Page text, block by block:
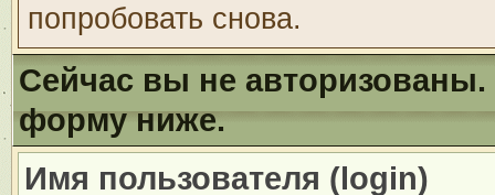
попробовать снова.
Сейчас вы не авторизованы.
форму ниже.
Имя пользователя (login)